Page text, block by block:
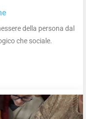
della persona dal
che sociale.